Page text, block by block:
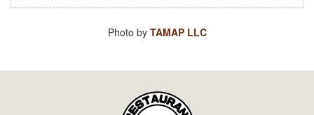
Photo by TAMAP LLC